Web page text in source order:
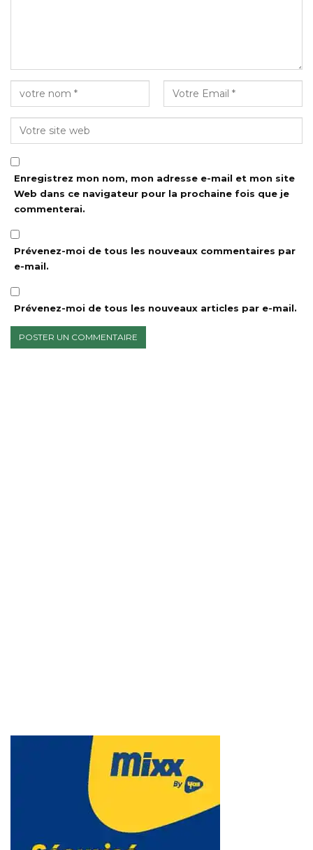
Enregistrez mon nom, mon adresse e-mail et mon site
Web dans ce navigateur pour la prochaine fois que je
commenterai.
Prévenez-moi de tous les nouveaux commentaires par
e-mail.
Prévenez-moi de tous les nouveaux articles par e-mail.